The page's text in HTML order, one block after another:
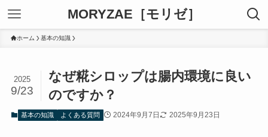
MORYZAE［モリゼ］
ホーム 基本の知識
なぜ糀シロップは腸内環境に良い
のですか？
2025
9/23
基本の知識 よくある質問 2024年9月7日 2025年9月23日